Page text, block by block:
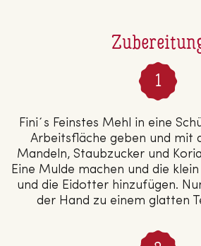
Fini´s Feinstes Mehl in eine
Arbeitsfläche geben und mit
Mandeln, Staubzucker und
Eine Mulde machen und die
und die Eidotter hinzufügen.
der Hand zu einem glatten